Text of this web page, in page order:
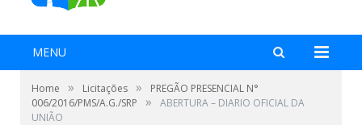
MENU
Home » Licitações »
PREGÃO PRESENCIAL N°
006/2016/PMS/A.G./SRP
»
ABERTURA – DIARIO OFICIAL DA
UNIÃO